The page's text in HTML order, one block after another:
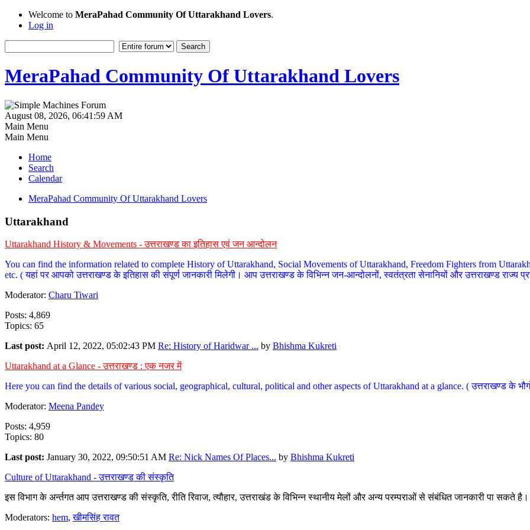
Welcome to MeraPahad Community Of Uttarakhand Lovers.
Log in
MeraPahad Community Of Uttarakhand Lovers
August 08, 2026, 06:41:59 AM
Main Menu
Main Menu
Home
Search
Calendar
MeraPahad Community Of Uttarakhand Lovers
Uttarakhand
Uttarakhand History & Movements - उत्तराखण्ड का इतिहास एवं जन आन्दोलन
You can find the information related to complete History of Uttarakhand, Social Movements of Uttarakhand, Freedom Fighters from
etc. ( यहां पर आपको उत्तराखण्ड के इतिहास की संपूर्ण जानकारी मिलेगी। आप उत्तराखण्ड के विभिन्न जन-आन्दोलनों, स्वतंत्रता सेनानियों और उत्तराखण्ड राज्य
Moderator: Charu Tiwari
Posts: 4,869
Topics: 65
Last post: April 12, 2022, 05:02:43 PM Re: History of Haridwar ... by Bhishma Kukreti
Uttarakhand at a Glance - उत्तराखण्ड : एक नजर में
Here you can find the details of various social, geographical, cultural, political and other aspects of Uttarakhand at a glance. ( उत्तराखण्ड
Moderator: Meena Pandey
Posts: 4,959
Topics: 80
Last post: January 30, 2022, 09:50:51 AM Re: Nick Names Of Places... by Bhishma Kukreti
Culture of Uttarakhand - उत्तराखण्ड की संस्कृति
इस विभाग के अर्न्तगत आप उत्तराखण्ड की संस्कृति, रीति रिवाज, त्यौहार, उत्तराखंड के विभिन्न स्थानीय मेलों और अन्य परम्पराओं से संबंधित जानकारी पा सकते है।
Moderators: hem,खीमसिंह रावत